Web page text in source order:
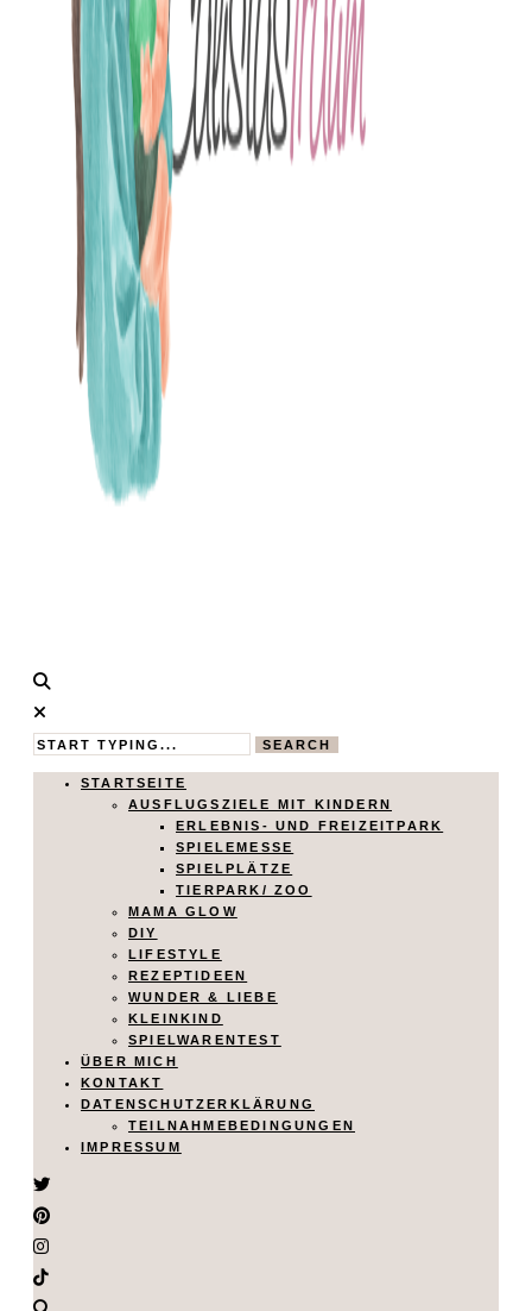
Calistas
Traum
MAMABLOG
SEARCH
STARTSEITE
AUSFLUGSZIELE MIT KINDERN
ERLEBNIS- UND FREIZEITPARK
SPIELEMESSE
SPIELPLÄTZE
TIERPARK/ ZOO
MAMA GLOW
DIY
LIFESTYLE
REZEPTIDEEN
WUNDER & LIEBE
KLEINKIND
SPIELWARENTEST
ÜBER MICH
KONTAKT
DATENSCHUTZERKLÄRUNG
TEILNAHMEBEDINGUNGEN
IMPRESSUM